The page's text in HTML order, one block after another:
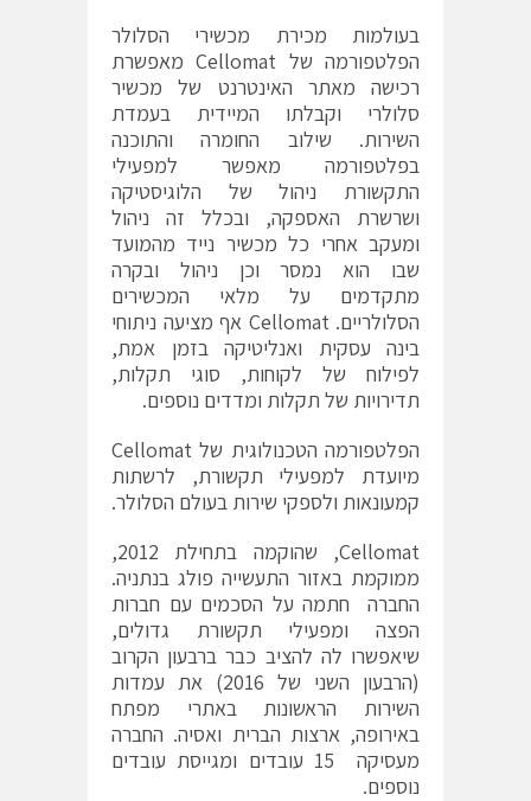
בעולמות מכירת מכשירי הסלולר
הפלטפורמה של Cellomat מאפשרת
רכישה מאתר האינטרנט של מכשיר
סלולרי וקבלתו המיידית בעמדת
השירות. שילוב החומרה והתוכנה
בפלטפורמה מאפשר למפעילי
התקשורת ניהול של הלוגיסטיקה
ושרשרת האספקה, ובכלל זה ניהול
ומעקב אחרי כל מכשיר נייד מהמועד
שבו הוא נמסר וכן ניהול ובקרה
מתקדמים על מלאי המכשירים
הסלולריים. Cellomat אף מציעה ניתוחי
בינה עסקית ואנליטיקה בזמן אמת,
לפילוח של לקוחות, סוגי תקלות,
תדירויות של תקלות ומדדים נוספים.
הפלטפורמה הטכנולוגית של Cellomat
מיועדת למפעילי תקשורת, לרשתות
קמעונאות ולספקי שירות בעולם הסלולר.
Cellomat, שהוקמה בתחילת 2012,
ממוקמת באזור התעשייה פולג בנתניה.
החברה חתמה על הסכמים עם חברות
הפצה ומפעילי תקשורת גדולים,
שיאפשרו לה להציב כבר ברבעון הקרוב
(הרבעון השני של 2016) את עמדות
השירות הראשונות באתרי מפתח
באירופה, ארצות הברית ואסיה. החברה
מעסיקה 15 עובדים ומגייסת עובדים
נוספים.